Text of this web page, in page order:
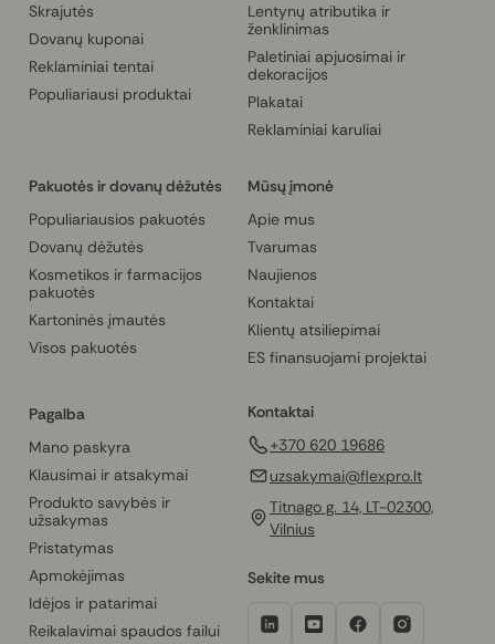
Skrajutės
Dovanų kuponai
Reklaminiai tentai
Populiariausi produktai
Lentynų atributika ir
ženklinimas
Paletiniai apjuosimai ir
dekoracijos
Plakatai
Reklaminiai karuliai
Pakuotės ir dovanų dėžutės
Populiariausios pakuotės
Dovanų dėžutės
Kosmetikos ir farmacijos
pakuotės
Kartoninės įmautės
Visos pakuotės
Mūsų įmonė
Apie mus
Tvarumas
Naujienos
Kontaktai
Klientų atsiliepimai
ES finansuojami projektai
Pagalba
Mano paskyra
Klausimai ir atsakymai
Produkto savybės ir
užsakymas
Pristatymas
Apmokėjimas
Idėjos ir patarimai
Reikalavimai spaudos failui
Kontaktai
+370 620 19686
uzsakymai@flexpro.lt
Titnago g. 14, LT-02300,
Vilnius
Sekite mus